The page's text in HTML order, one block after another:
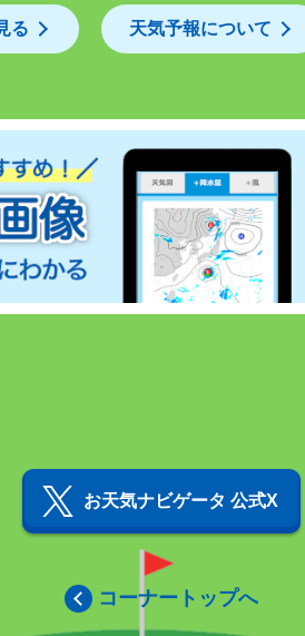
る 天気予報について
お天気ナビゲータ 公式X
コーナートップへ